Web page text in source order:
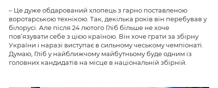
– Це дуже обдарований хлопець з гарно поставленою
воротарською технікою. Так, декілька років він перебував у
білорусі. Але після 24 лютого Гліб більше не хоче
пов’язувати себе з цією країною. Він хоче грати за збірну
України і наразі виступає в сильному чеському чемпіонаті.
Думаю, Гліб у найближчому майбутньому буде одним із
головних кандидатів на місце в національній збірній.